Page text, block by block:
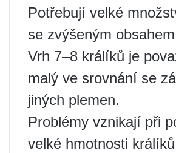
Potřebují velké
se zvýšeným
Vrh 7–8 králíků je
malý ve srovnání se
jiných plemen.
Problémy vznikají při
velké hmotnosti